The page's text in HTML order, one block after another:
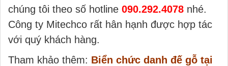
chúng tôi theo số hotline 090.292.4078 nhé.
Công ty Mitechco rất hân hạnh được hợp tác
với quý khách hàng.
Tham khảo thêm: Biển chức danh đế gỗ tại